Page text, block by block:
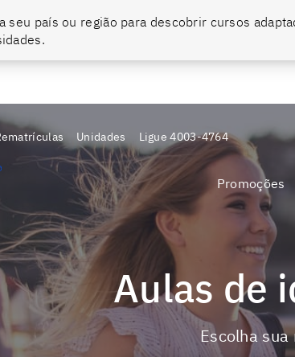
idioma é agora. Ainda dá tempo de se tornar bilíngue com
seu país ou região para descobrir cursos
Unidades Ligue 4003-4764
Promoções
Aulas
Escolha